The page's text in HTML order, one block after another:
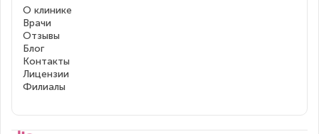
О клинике
Врачи
Отзывы
Блог
Контакты
Лицензии
Филиалы